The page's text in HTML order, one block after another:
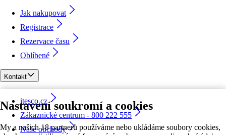
Nastavení soukromí a cookies
My a našich 18 partnerů používáme nebo ukládáme soubory cookies,
Jak nakupovat
Registrace
Rezervace času
Oblíbené
Kontakt
itesco.cz
Zákaznické centrum - 800 222 555
Naše obchody